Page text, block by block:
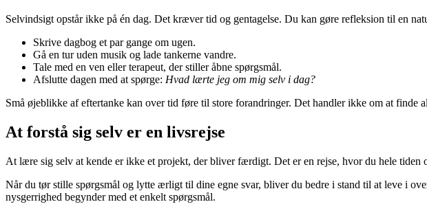
Selvindsigt opstår ikke på én dag. Det kræver tid og gentagelse. Du kan gøre refleksion til en
Skrive dagbog et par gange om ugen.
Gå en tur uden musik og lade tankerne vandre.
Tale med en ven eller terapeut, der stiller åbne spørgsmål.
Afslutte dagen med at spørge: Hvad lærte jeg om mig selv i dag?
Små øjeblikke af eftertanke kan over tid føre til store forandringer. Det handler ikke om at finde
At forstå sig selv er en livsrejse
At lære sig selv at kende er ikke et projekt, der bliver færdigt. Det er en rejse, hvor du hele
Når du tør stille spørgsmål og lytte ærligt til dine egne svar, bliver du bedre i stand til at leve i
nysgerrighed begynder med et enkelt spørgsmål.